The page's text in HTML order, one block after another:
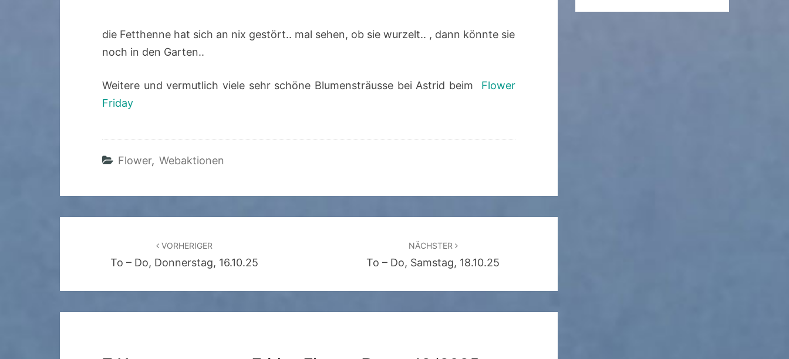
die Fetthenne hat sich an nix gestört.. mal sehen, ob sie wurzelt.. , dann könnte sie
noch in den Garten..
Weitere und vermutlich viele sehr schöne Blumensträusse bei Astrid beim
Flower
Friday
Flower, Webaktionen
Beitragsnavigation
VORHERIGER
To – Do, Donnerstag, 16.10.25
NÄCHSTER
To – Do, Samstag, 18.10.25